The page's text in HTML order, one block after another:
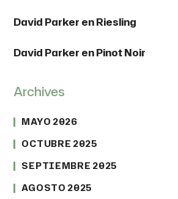
David Parker enRiesling
David Parker enPinot Noir
Archives
MAYO 2026
OCTUBRE 2025
SEPTIEMBRE 2025
AGOSTO 2025